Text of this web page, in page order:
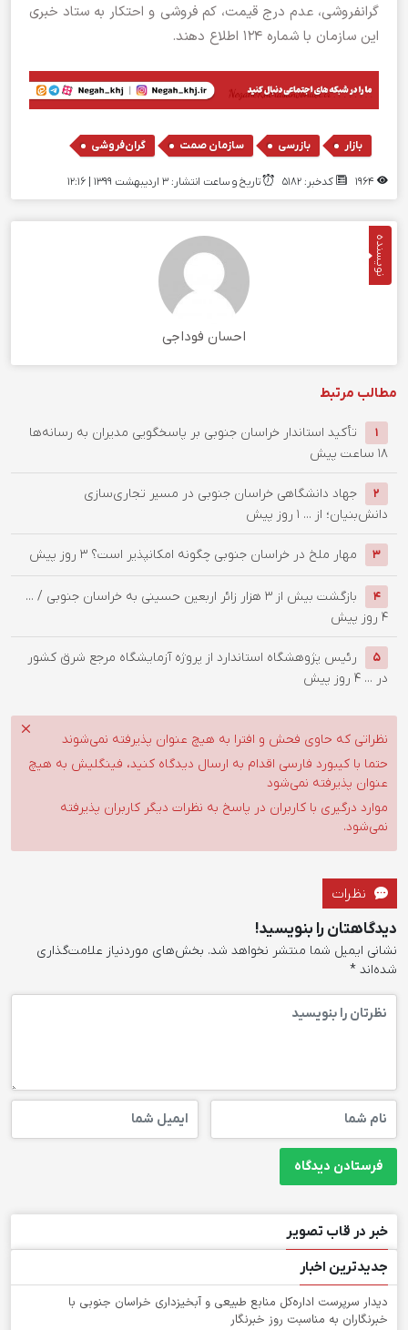
گرانفروشی، عدم درج قیمت، کم فروشی و احتکار به ستاد خبری
این سازمان با شماره ۱۲۴ اطلاع دهند.
بازار , بازرسی , سازمان صمت , گران‌فروشی
کدخبر: 5182 تاریخ و ساعت انتشار: ۳ اردیبهشت ۱۳۹۹ | 12:16
نویسنده
احسان فوداجی
مطالب مرتبط
1
تأکید استاندار خراسان جنوبی بر پاسخگویی مدیران به رسانه‌ها
18 ساعت پیش
2
جهاد دانشگاهی خراسان جنوبی در مسیر تجاری‌سازی
دانش‌بنیان؛ از ... 1 روز پیش
3 ‌مهار ملخ در خراسان جنوبی چگونه امکانپذیر است؟ 3 روز پیش
4
بازگشت بیش از ۳ هزار زائر اربعین حسینی به خراسان جنوبی / ...
4 روز پیش
5
رئیس پژوهشگاه استاندارد از پروژه آزمایشگاه مرجع شرق کشور
در ... 4 روز پیش
نظراتی که حاوی فحش و افترا به هیچ عنوان پذیرفته نمی‌شوند
حتما با کیبورد فارسی اقدام به ارسال دیدگاه کنید، فینگلیش به هیچ
عنوان پذیرفته نمی‌شود
موارد درگیری با کاربران در پاسخ به نظرات دیگر کاربران پذیرفته
نمی‌شود.
نظرات
دیدگاهتان را بنویسید!
نشانی ایمیل شما منتشر نخواهد شد. بخش‌های موردنیاز علامت‌گذاری
شده‌اند *
خبر در قاب تصویر
جدیدترین اخبار
دیدار سرپرست اداره‌کل منابع طبیعی و آبخیزداری خراسان جنوبی با
خبرنگاران به مناسبت روز خبرنگار